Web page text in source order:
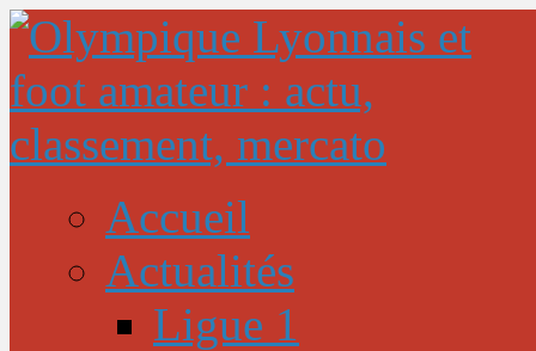
Accueil
Actualités
Ligue 1